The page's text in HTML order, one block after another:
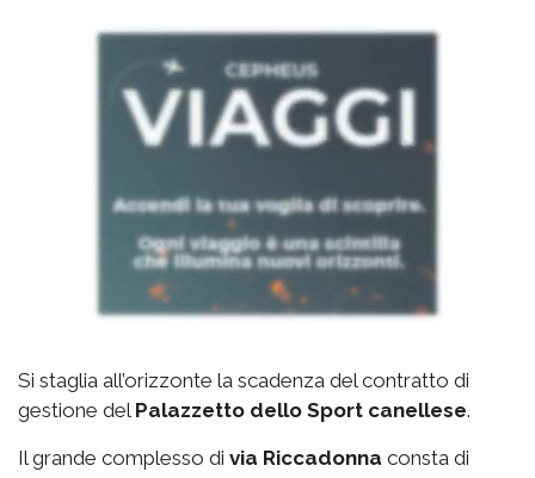
Si staglia all’orizzonte la scadenza del contratto di
gestione del Palazzetto dello Sport canellese.
Il grande complesso di via Riccadonna consta di